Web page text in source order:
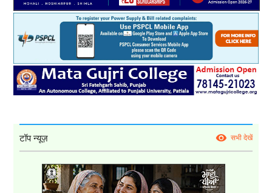
टॉप न्यूज़ सभी देखें